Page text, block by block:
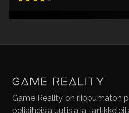
Game Reality on riippumaton
peliaiheisia uutisia ja -